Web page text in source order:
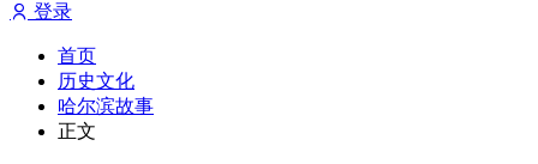
登录
首页
历史文化
哈尔滨故事
正文